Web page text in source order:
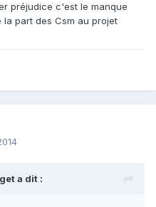
préjudice c'est le manque
part des Csm au projet
a dit :